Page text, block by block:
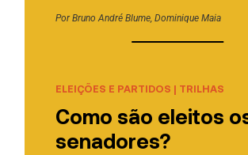
PorBruno André Blume, Dominique Maia
ELEIÇÕES E PARTIDOS | TRILHAS
Como são eleitos
senadores?